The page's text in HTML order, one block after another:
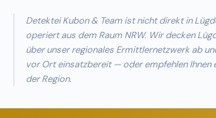
Detektei Kubon & Team ist nicht direkt in
operiert aus dem Raum NRW. Wir decken
über unser regionales Ermittlernetzwerk ab
vor Ort einsatzbereit — oder empfehlen Ihnen
der Region.